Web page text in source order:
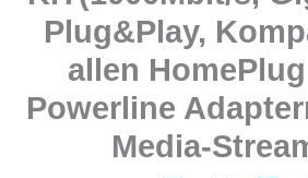
Plug&Play,
allen HomePlug
Powerline
Media-